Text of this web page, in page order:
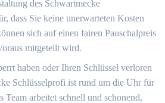
des Schwartmecke
dass Sie keine unerwarteten Kosten
sich auf einen fairen Pauschalpreis
mitgeteilt wird.​
haben oder Ihren Schlüssel verloren
Schlüsselprofi ist rund um die Uhr für
Team arbeitet schnell und schonend,